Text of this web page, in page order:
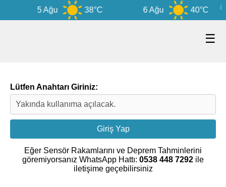
5 Ağu 38°C 6 Ağu 40°C
☰
Lütfen Anahtarı Giriniz:
Eğer Sensör Rakamlarını ve Deprem Tahminlerini
göremiyorsanız WhatsApp Hattı: 0538 448 7292 ile
iletişime geçebilirsiniz